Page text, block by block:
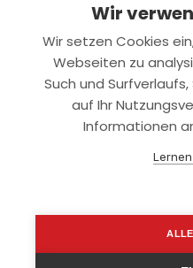
Rechtliches
Datenschutz
Wir
Wir setzen Cookies
Webseiten zu
Such und
auf Ihr
Informationen